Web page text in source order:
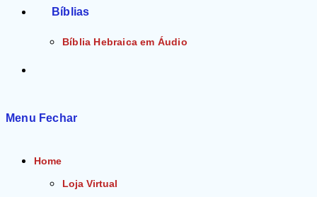
Bíblias
Bíblia Hebraica em Áudio
Menu Fechar
Home
Loja Virtual